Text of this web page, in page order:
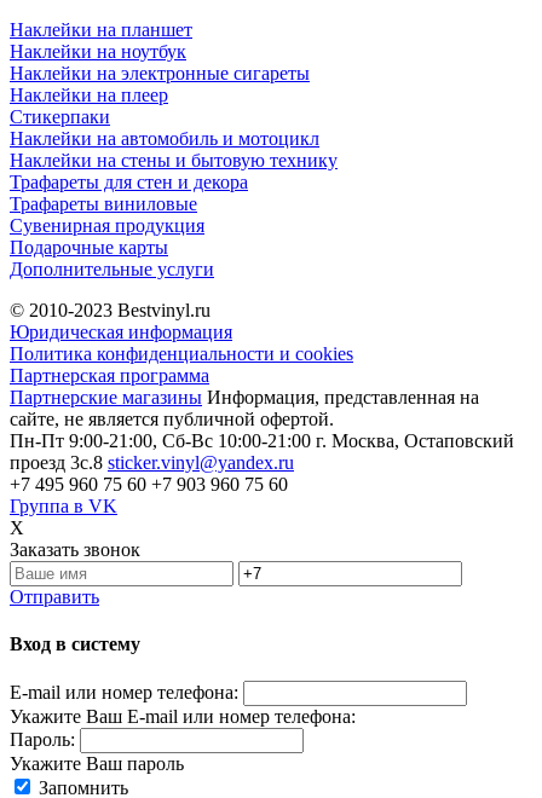
Наклейки на планшет
Наклейки на ноутбук
Наклейки на электронные сигареты
Наклейки на плеер
Стикерпаки
Наклейки на автомобиль и мотоцикл
Наклейки на стены и бытовую технику
Трафареты для стен и декора
Трафареты виниловые
Сувенирная продукция
Подарочные карты
Дополнительные услуги
© 2010-2023 Bestvinyl.ru
Юридическая информация
Политика конфиденциальности и cookies
Партнерская программа
Партнерские магазины Информация, представленная на
сайте, не является публичной офертой.
Пн-Пт 9:00-21:00, Сб-Вс 10:00-21:00 г. Москва, Остаповский
проезд 3с.8 sticker.vinyl@yandex.ru
+7 495 960 75 60 +7 903 960 75 60
Группа в VK
X
Заказать звонок
Отправить
Вход в систему
E-mail или номер телефона:
Укажите Ваш E-mail или номер телефона:
Пароль:
Укажите Ваш пароль
Запомнить